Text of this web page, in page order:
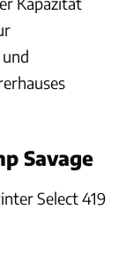
Savage
Select 419